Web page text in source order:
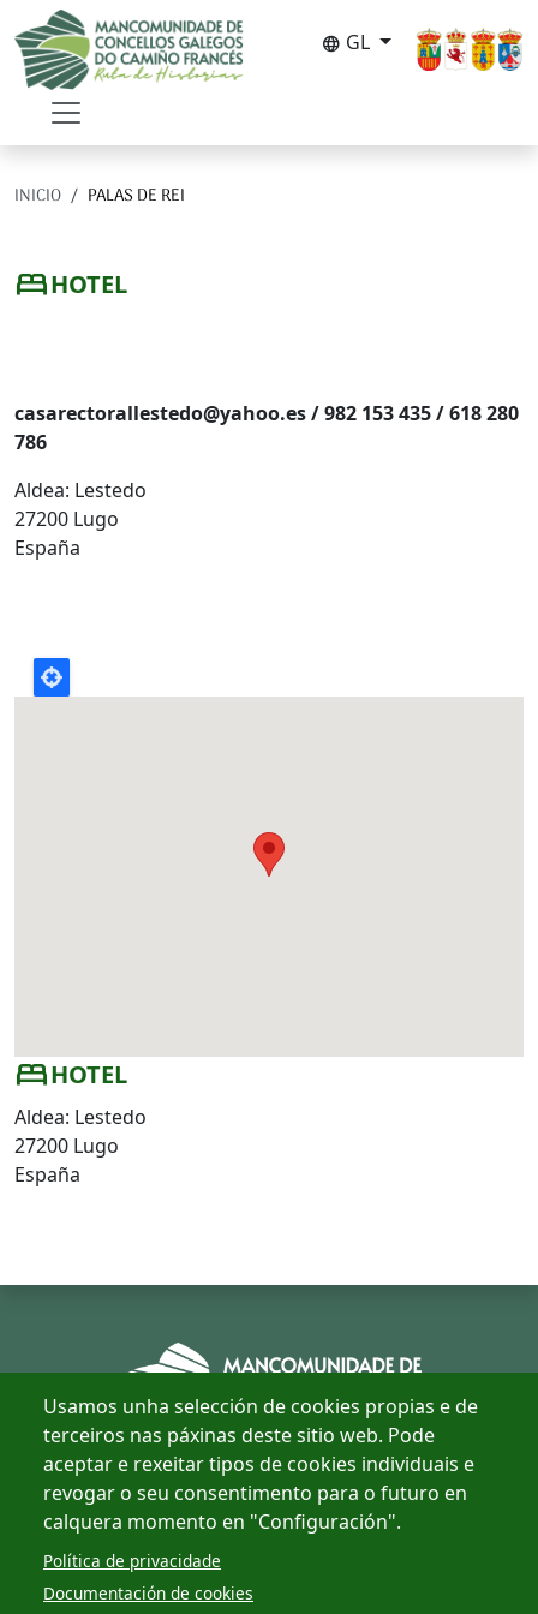
Ir o contido principal
language GL
INICIO PALAS DE REI
bedHOTEL
casarectorallestedo@yahoo.es / 982 153 435 / 618 280
786
Aldea: Lestedo
27200 Lugo
España
bedHOTEL
Aldea: Lestedo
27200 Lugo
España
Usamos unha selección de cookies propias e de
terceiros nas páxinas deste sitio web. Pode
aceptar e rexeitar tipos de cookies individuais e
revogar o seu consentimento para o futuro en
calquera momento en "Configuración".
Política de privacidade
Documentación de cookies
Concellos
Política de cookies